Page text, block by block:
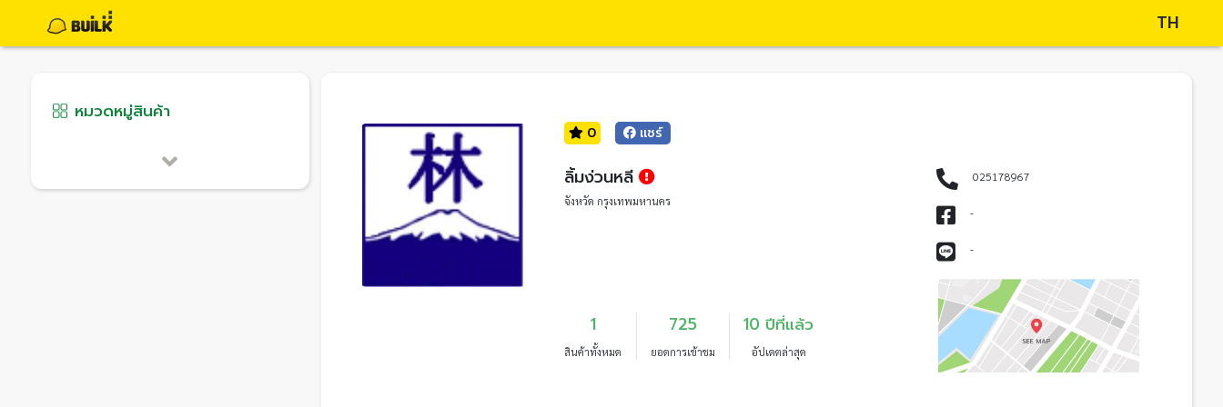
TH
หมวดหมู่สินค้า
0 แชร์
ลิ้มง่วนหลี
จังหวัด กรุงเทพมหานคร
1
สินค้าทั้งหมด
725
ยอดการเข้าชม
10 ปีที่แล้ว
อัปเดตล่าสุด
025178967
-
-